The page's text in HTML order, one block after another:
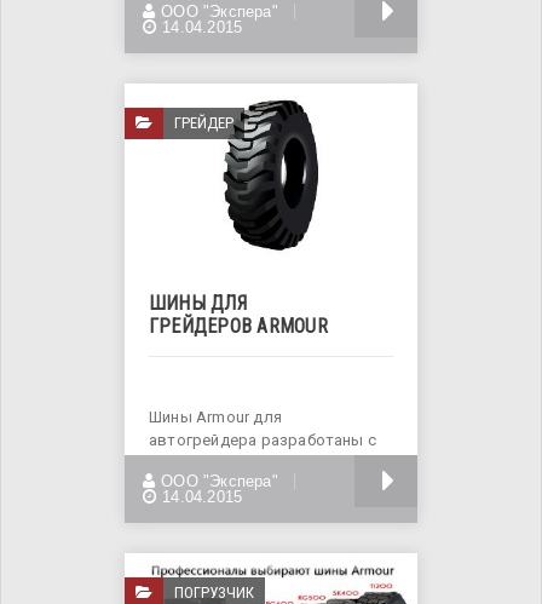
моделями для работы
ООО "Экспера"
14.04.2015
ГРЕЙДЕР
ШИНЫ ДЛЯ
ГРЕЙДЕРОВ ARMOUR
Шины Armour для
автогрейдера разработаны с
максимальной тяги
ООО "Экспера"
14.04.2015
ПОГРУЗЧИК